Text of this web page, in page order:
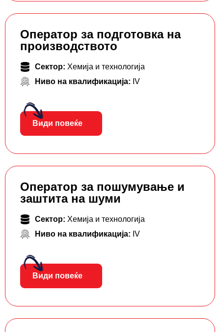
Оператор за подготовка на
производството
Сектор: Хемија и технологија
Ниво на квалификација: IV
Види повеќе
Оператор за пошумување и
заштита на шуми
Сектор: Хемија и технологија
Ниво на квалификација: IV
Види повеќе